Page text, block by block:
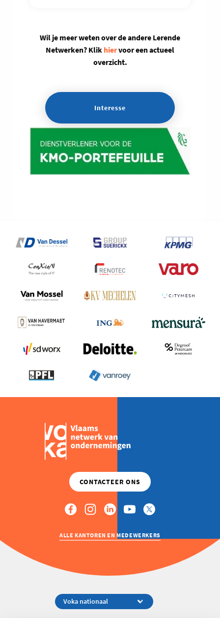
Wil je meer weten over de andere Lerende
Netwerken? Klik hiervoor een actueel
overzicht.
Interesse
ALLE KANTOREN EN MEDEWERKERS